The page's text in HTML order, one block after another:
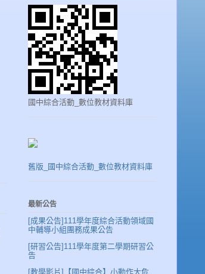
國中綜合活動_數位教材資料庫
舊版_國中綜合活動_數位教材資料庫
最新公告
[成果公告]111學年度綜合活動領域國
中輔導小組團務成果公告
[研習公告]111學年度第二學期研習公
告
[教學影片]【國中綜合】小動作大危